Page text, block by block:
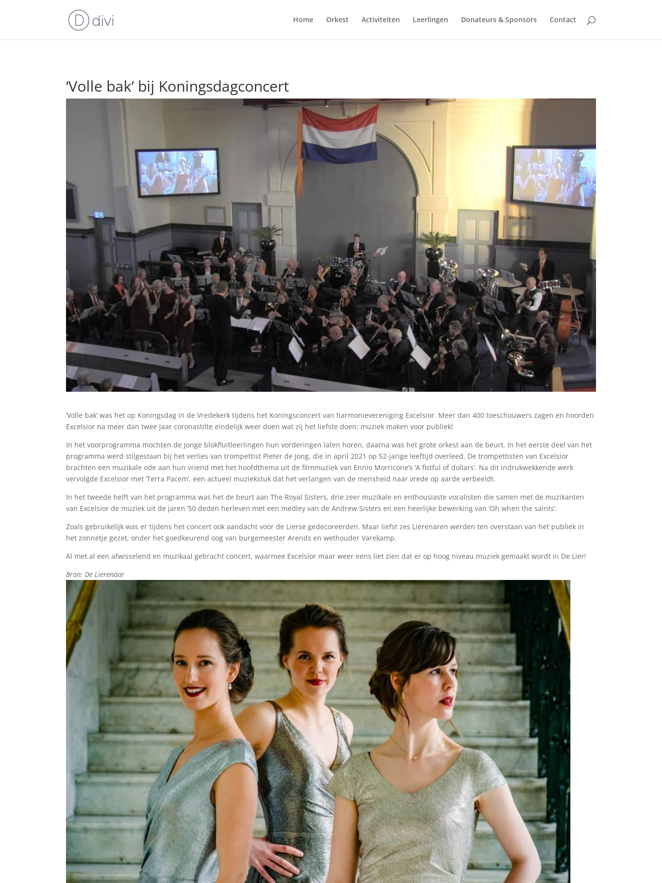
Home Orkest Activiteiten Leerlingen Donateurs & Sponsors Contact
‘Volle bak’ bij Koningsdagconcert
‘Volle bak’ was het op Koningsdag in de Vredekerk tijdens het Koningsconcert van harmonievereniging Excelsior. Meer dan 400 toeschouwers zagen en hoorden
Excelsior na meer dan twee jaar coronastilte eindelijk weer doen wat zij het liefste doen: muziek maken voor publiek!
In het voorprogramma mochten de jonge blokfluitleerlingen hun vorderingen laten horen, daarna was het grote orkest aan de beurt. In het eerste deel van het
programma werd stilgestaan bij het verlies van trompettist Pieter de Jong, die in april 2021 op 52-jarige leeftijd overleed. De trompettisten van Excelsior
brachten een muzikale ode aan hun vriend met het hoofdthema uit de filmmuziek van Ennio Morricone’s ‘A fistful of dollars’. Na dit indrukwekkende werk
vervolgde Excelsior met ‘Terra Pacem’, een actueel muziekstuk dat het verlangen van de mensheid naar vrede op aarde verbeeldt.
In het tweede helft van het programma was het de beurt aan The Royal Sisters, drie zeer muzikale en enthousiaste vocalisten die samen met de muzikanten
van Excelsior de muziek uit de jaren ’50 deden herleven met een medley van de Andrew Sisters en een heerlijke bewerking van ‘Oh when the saints’.
Zoals gebruikelijk was er tijdens het concert ook aandacht voor de Lierse gedecoreerden. Maar liefst zes Lierenaren werden ten overstaan van het publiek in
het zonnetje gezet, onder het goedkeurend oog van burgemeester Arends en wethouder Varekamp.
Al met al een afwisselend en muzikaal gebracht concert, waarmee Excelsior maar weer eens liet zien dat er op hoog niveau muziek gemaakt wordt in De Lier!
Bron: De Lierenaar